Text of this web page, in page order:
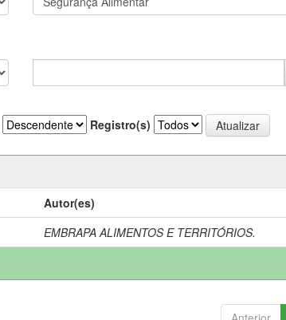
Registro(s)
Autor(es)
EMBRAPA ALIMENTOS E TERRITÓRIOS.